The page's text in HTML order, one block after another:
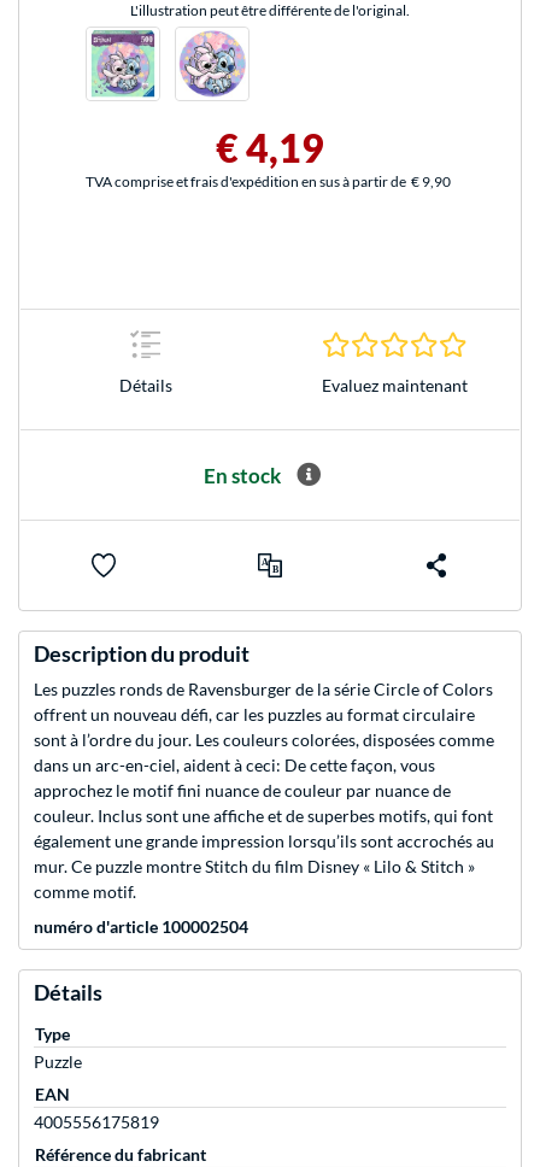
L'illustration peut être différente de l'original.
€ 4,19
TVA comprise et frais d'expédition en sus à partir de € 9,90
Détails Evaluez maintenant
En stock
Description du produit
Les puzzles ronds de Ravensburger de la série Circle of Colors
offrent un nouveau défi, car les puzzles au format circulaire
sont à l’ordre du jour. Les couleurs colorées, disposées comme
dans un arc-en-ciel, aident à ceci: De cette façon, vous
approchez le motif fini nuance de couleur par nuance de
couleur. Inclus sont une affiche et de superbes motifs, qui font
également une grande impression lorsqu’ils sont accrochés au
mur. Ce puzzle montre Stitch du film Disney « Lilo & Stitch »
comme motif.
numéro d'article 100002504
Détails
Type
Puzzle
EAN
4005556175819
Référence du fabricant